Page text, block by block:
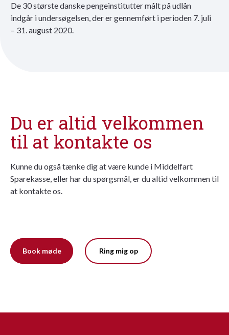
De 30 største danske pengeinstitutter målt på udlån
indgår i undersøgelsen, der er gennemført i perioden 7. juli
– 31. august 2020.
Du er altid velkommen
til at kontakte os
Kunne du også tænke dig at være kunde i Middelfart
Sparekasse, eller har du spørgsmål, er du altid velkommen til
at kontakte os.
Book møde Ring mig op